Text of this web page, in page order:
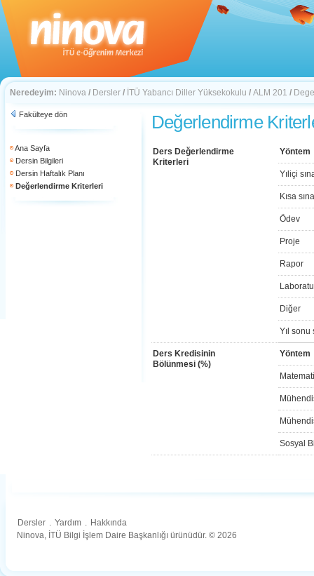
Neredeyim: Ninova / Dersler / İTÜ Yabancı Diller Yüksekokulu / ALM 201 /
Fakülteye dön
Ana Sayfa
Dersin Bilgileri
Dersin Haftalık Planı
Değerlendirme Kriterleri
Değerlendirme
Ders Değerlendirme
Kriterleri
Yöntem
Yıliçi
Kısa
Ödev
Proje
Rapor
Diğer
Yıl sonu
Ders Kredisinin
Bölünmesi (%)
Yöntem
Sosyal
Dersler . Yardım . Hakkında
Ninova, İTÜ Bilgi İşlem Daire Başkanlığı ürünüdür. © 2026